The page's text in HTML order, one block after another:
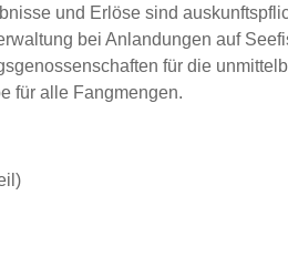
und Erlöse sind
bei Anlandungen auf
für die
für alle Fangmengen.